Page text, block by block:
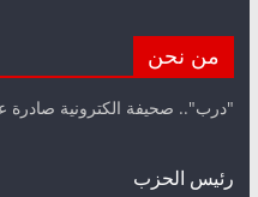
من نحن
"درب".. صحيفة الكترونية صادرة
رئيس الحزب